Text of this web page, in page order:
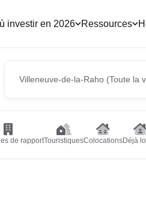
investir en 2026 Ressources
Villeneuve-de-la-Raho (Toute la
de rapportTouristiquesColocationsDéjà